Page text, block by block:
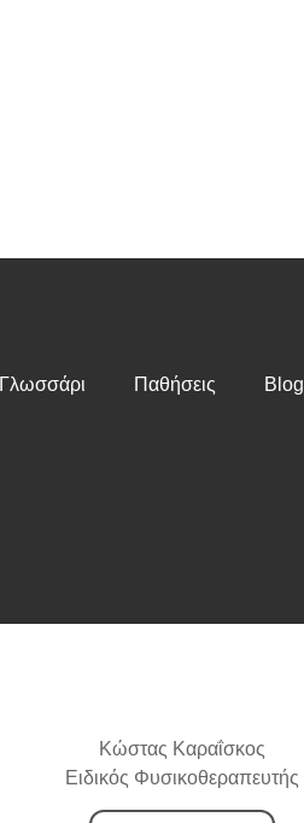
Γλωσσάρι Παθήσεις Blog
Κώστας Καραΐσκος
Ειδικός Φυσικοθεραπευτής